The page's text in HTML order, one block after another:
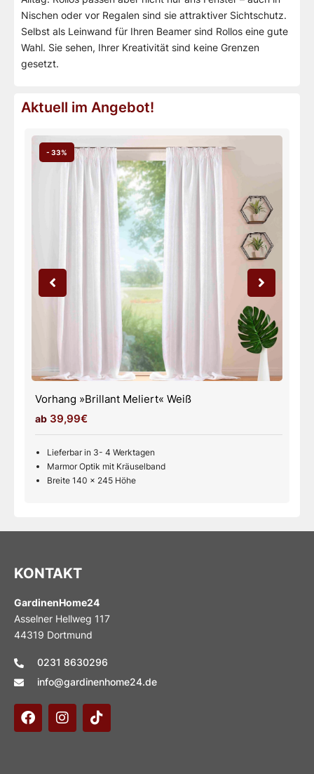
Nischen oder vor Regalen sind sie attraktiver Sichtschutz.
Selbst als Leinwand für Ihren Beamer sind Rollos eine gute
Wahl. Sie sehen, Ihrer Kreativität sind keine Grenzen
gesetzt.
Aktuell im Angebot!
- 33%
Vorhang »Brillant Meliert« Weiß
39,99€
Lieferbar in 3- 4 Werktagen
Marmor Optik mit Kräuselband
Breite 140 x 245 Höhe
KONTAKT
GardinenHome24
Asselner Hellweg 117
44319 Dortmund
0231 8630296
info@gardinenhome24.de